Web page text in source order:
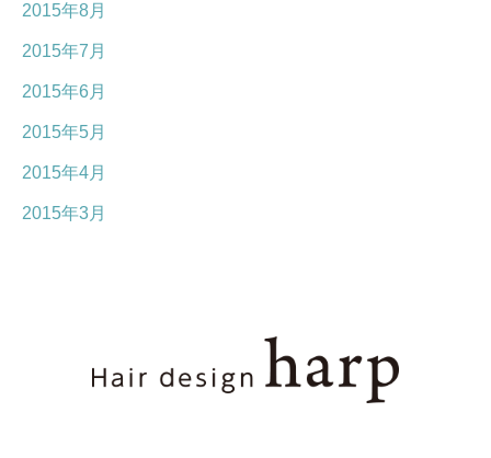
2015年8月
2015年7月
2015年6月
2015年5月
2015年4月
2015年3月